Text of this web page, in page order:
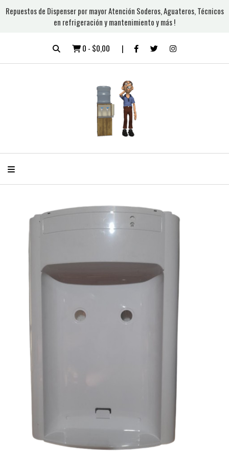
Repuestos de Dispenser por mayor Atención Soderos, Aguateros, Técnicos
en refrigeración y mantenimiento y más !
0 - $0,00